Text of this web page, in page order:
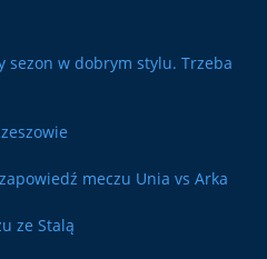
sezon w dobrym stylu. Trzeba
meczu Unia vs Arka
ze Stalą